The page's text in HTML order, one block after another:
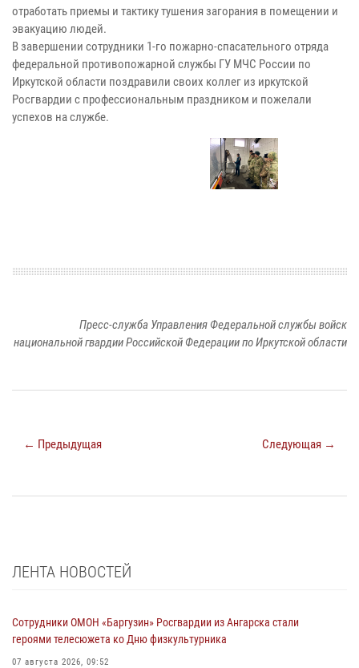
отработать приемы и тактику тушения загорания в помещении и
эвакуацию людей.
В завершении сотрудники 1-го пожарно-спасательного отряда
федеральной противопожарной службы ГУ МЧС России по
Иркутской области поздравили своих коллег из иркутской
Росгвардии с профессиональным праздником и пожелали
успехов на службе.
Пресс-служба Управления Федеральной службы войск
национальной гвардии Российской Федерации по Иркутской области
← Предыдущая Следующая →
ЛЕНТА НОВОСТЕЙ
Сотрудники ОМОН «Баргузин» Росгвардии из Ангарска стали
героями телесюжета ко Дню физкультурника
07 августа 2026, 09:52